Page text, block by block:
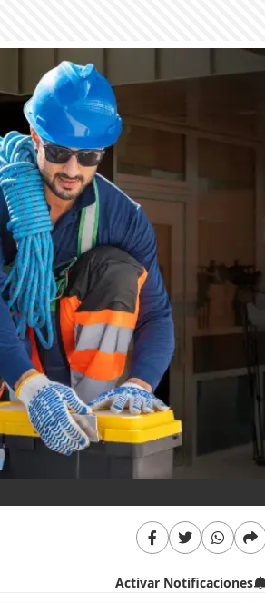
Activar Notificaciones